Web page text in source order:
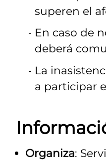
superen el
En caso de
deberá
La
a participar
Organiza: